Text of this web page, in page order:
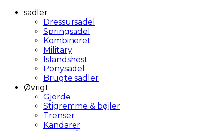
sadler
Dressursadel
Springsadel
Kombineret
Military
Islandshest
Ponysadel
Brugte sadler
Øvrigt
Gjorde
Stigremme & bøjler
Trenser
Kandarer